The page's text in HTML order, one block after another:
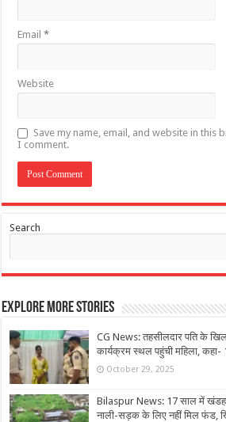
Email*
Website
Save my name, email, and website in this
I comment.
Search
Explore More Stories
CG News: तहसीलदार पति के
कार्यक्रम स्‍थल पहुंची महिला, कहा-
October 29, 2025
Bilaspur News: 17 साल में
नाली-सड़क के लिए नहीं मिल फंड,